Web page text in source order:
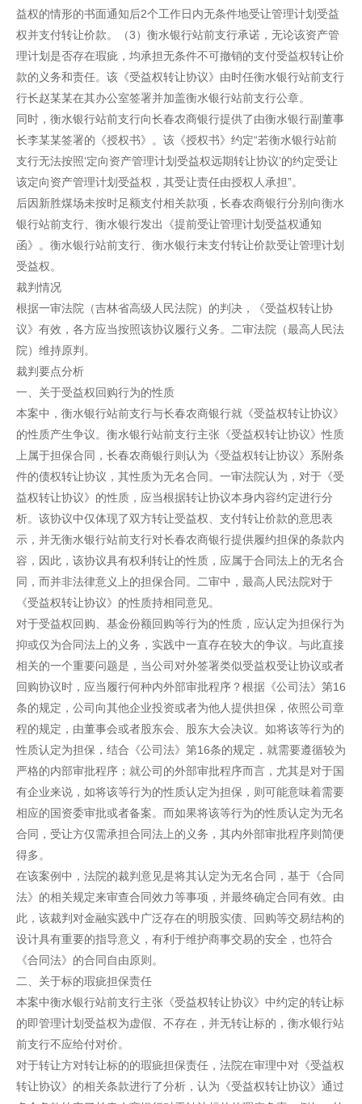
益权的情形的书面通知后2个工作日内无条件地受让管理计划受益
权并支付转让价款。（3）衡水银行站前支行承诺，无论该资产管
理计划是否存在瑕疵，均承担无条件不可撤销的支付受益权转让价
款的义务和责任。该《受益权转让协议》由时任衡水银行站前支行
行长赵某某在其办公室签署并加盖衡水银行站前支行公章。
同时，衡水银行站前支行向长春农商银行提供了由衡水银行副董事
长李某某签署的《授权书》。该《授权书》约定“若衡水银行站前
支行无法按照‘定向资产管理计划受益权远期转让协议’的约定受让
该定向资产管理计划受益权，其受让责任由授权人承担”。
后因新胜煤场未按时足额支付相关款项，长春农商银行分别向衡水
银行站前支行、衡水银行发出《提前受让管理计划受益权通知
函》。衡水银行站前支行、衡水银行未支付转让价款受让管理计划
受益权。
裁判情况
根据一审法院（吉林省高级人民法院）的判决，《受益权转让协
议》有效，各方应当按照该协议履行义务。二审法院（最高人民法
院）维持原判。
裁判要点分析
一、关于受益权回购行为的性质
本案中，衡水银行站前支行与长春农商银行就《受益权转让协议》
的性质产生争议。衡水银行站前支行主张《受益权转让协议》性质
上属于担保合同，长春农商银行则认为《受益权转让协议》系附条
件的债权转让协议，其性质为无名合同。一审法院认为，对于《受
益权转让协议》的性质，应当根据转让协议本身内容约定进行分
析。该协议中仅体现了双方转让受益权、支付转让价款的意思表
示，并无衡水银行站前支行对长春农商银行提供履约担保的条款内
容，因此，该协议具有权利转让的性质，应属于合同法上的无名合
同，而并非法律意义上的担保合同。二审中，最高人民法院对于
《受益权转让协议》的性质持相同意见。
对于受益权回购、基金份额回购等行为的性质，应认定为担保行为
抑或仅为合同法上的义务，实践中一直存在较大的争议。与此直接
相关的一个重要问题是，当公司对外签署类似受益权受让协议或者
回购协议时，应当履行何种内外部审批程序？根据《公司法》第16
条的规定，公司向其他企业投资或者为他人提供担保，依照公司章
程的规定，由董事会或者股东会、股东大会决议。如将该等行为的
性质认定为担保，结合《公司法》第16条的规定，就需要遵循较为
严格的内部审批程序；就公司的外部审批程序而言，尤其是对于国
有企业来说，如将该等行为的性质认定为担保，则可能意味着需要
相应的国资委审批或者备案。而如果将该等行为的性质认定为无名
合同，受让方仅需承担合同法上的义务，其内外部审批程序则简便
得多。
在该案例中，法院的裁判意见是将其认定为无名合同，基于《合同
法》的相关规定来审查合同效力等事项，并最终确定合同有效。由
此，该裁判对金融实践中广泛存在的明股实债、回购等交易结构的
设计具有重要的指导意义，有利于维护商事交易的安全，也符合
《合同法》的合同自由原则。
二、关于标的瑕疵担保责任
本案中衡水银行站前支行主张《受益权转让协议》中约定的转让标
的即管理计划受益权为虚假、不存在，并无转让标的，衡水银行站
前支行不应给付对价。
对于转让方对转让标的的瑕疵担保责任，法院在审理中对《受益权
转让协议》的相关条款进行了分析，认为《受益权转让协议》通过